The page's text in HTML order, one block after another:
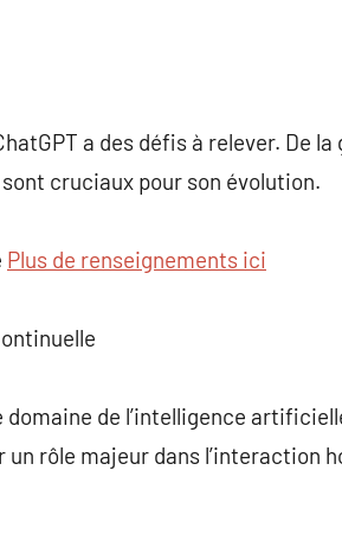
a des défis à relever. De
cruciaux pour son évolution.
Plus de renseignements ici
de l’intelligence
rôle majeur dans l’interaction